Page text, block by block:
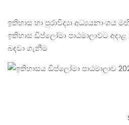
ඉතිහාස හා පුරාවිද්‍යා
ඉතිහාස ඩිප්ලෝමා පාඨමාලාවට
බඳවා ගැනීම